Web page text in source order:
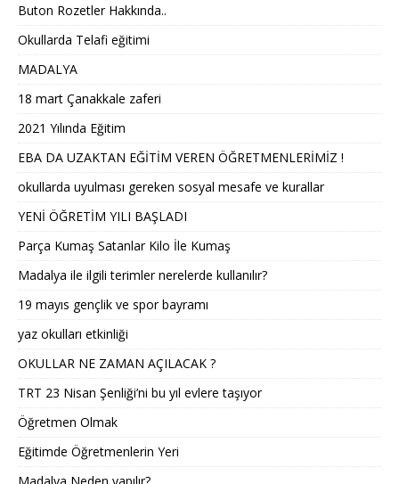
Buton Rozetler Hakkında..
Okullarda Telafi eğitimi
MADALYA
18 mart Çanakkale zaferi
2021 Yılında Eğitim
EBA DA UZAKTAN EĞİTİM VEREN ÖĞRETMENLERİMİZ !
okullarda uyulması gereken sosyal mesafe ve kurallar
YENİ ÖĞRETİM YILI BAŞLADI
Parça Kumaş Satanlar Kilo İle Kumaş
Madalya ile ilgili terimler nerelerde kullanılır?
19 mayıs gençlik ve spor bayramı
yaz okulları etkinliği
OKULLAR NE ZAMAN AÇILACAK ?
TRT 23 Nisan Şenliği’ni bu yıl evlere taşıyor
Öğretmen Olmak
Eğitimde Öğretmenlerin Yeri